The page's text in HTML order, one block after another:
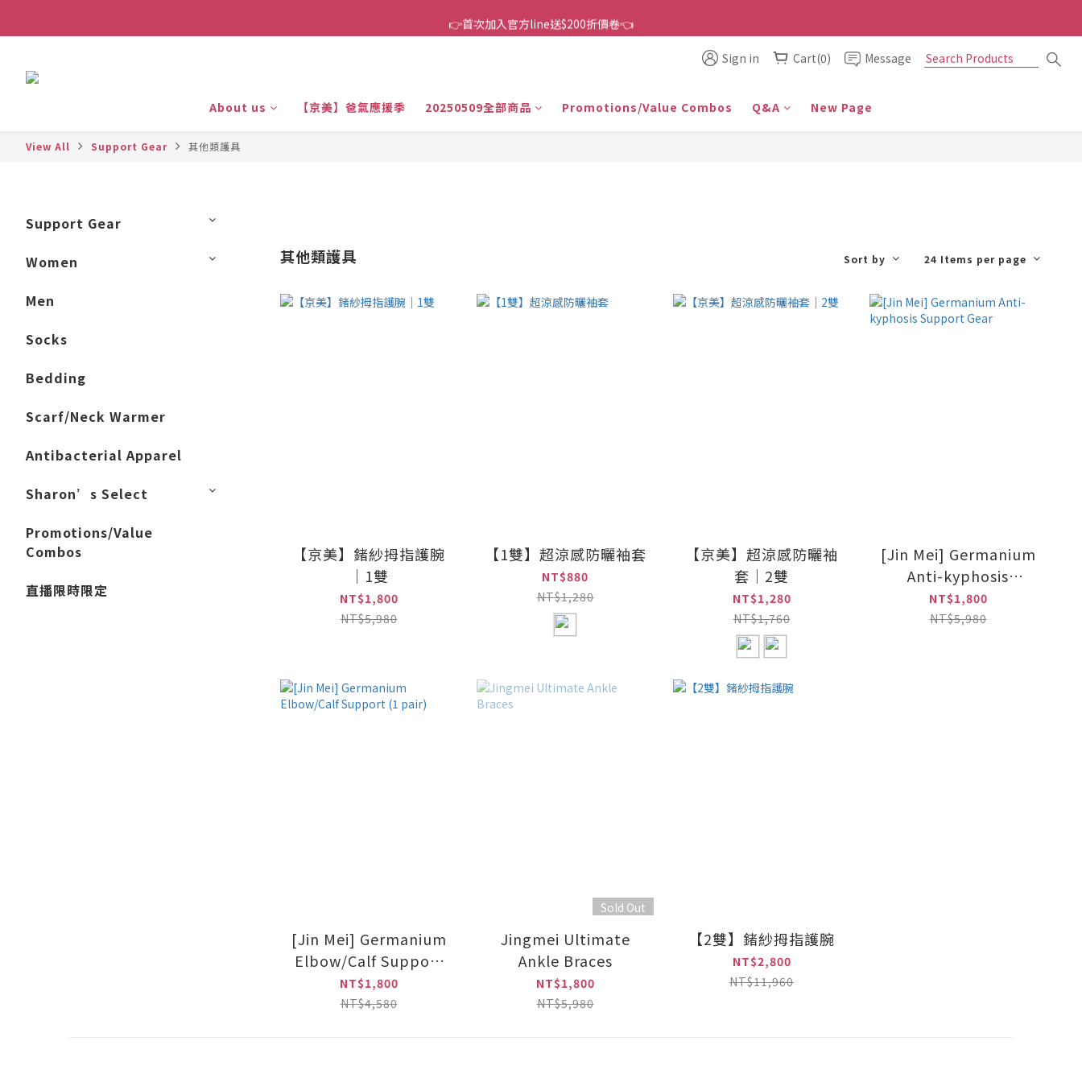
👉首次加入官方line送$200折價卷👈
👉首次加入官方line送$200折價卷👈
Sign in Cart(0) Message
About us 【京美】爸氣應援季 20250509全部商品 Promotions/Value Combos Q&A New Page
View All Support Gear 其他類護具
Support Gear
Women
Men
Socks
Bedding
Scarf/Neck Warmer
Antibacterial Apparel
Sharon’s Select
Promotions/Value
Combos
直播限時限定
其他類護具 Sort by 24 Items per page
【京美】鍺紗拇指護腕
｜1雙
NT$1,800
NT$5,980
【1雙】超涼感防曬袖套
NT$880
NT$1,280
【京美】超涼感防曬袖
套｜2雙
NT$1,280
NT$1,760
[Jin Mei] Germanium
Anti-kyphosis
Support Gear
NT$1,800
NT$5,980
[Jin Mei] Germanium
Elbow/Calf Support
(1 pair)
NT$1,800
NT$4,580
Sold Out
Jingmei Ultimate
Ankle Braces
NT$1,800
NT$5,980
【2雙】鍺紗拇指護腕
NT$2,800
NT$11,960